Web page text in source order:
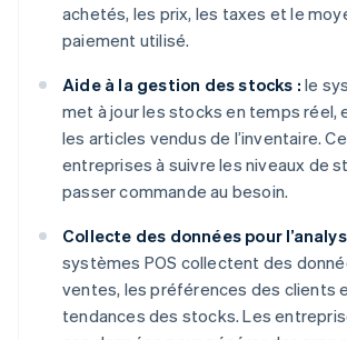
achetés, les prix, les taxes et le
paiement utilisé.
Aide à la gestion des stocks : le
met à jour les stocks en temps réel,
les articles vendus de l’inventaire.
entreprises à suivre les niveaux de
passer commande au besoin.
Collecte des données pour
systèmes POS collectent des
ventes, les préférences des clients
tendances des stocks. Les